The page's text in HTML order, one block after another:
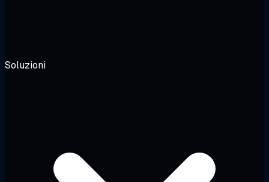
Soluzioni